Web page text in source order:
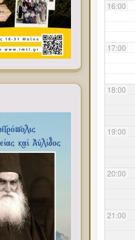
16:00
17:00
18:00
19:00
20:00
21:00